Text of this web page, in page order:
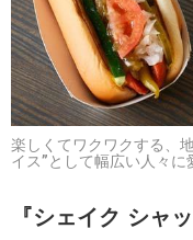
楽しくてワクワクする、
イス”として幅広い人々に
『シェイク シャ